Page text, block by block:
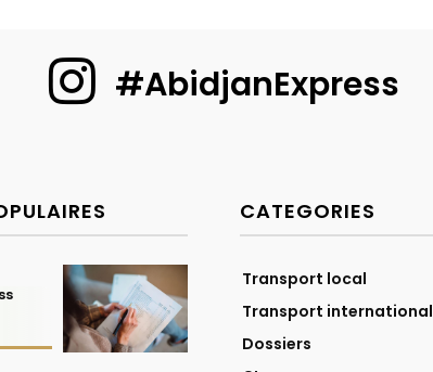
#AbidjanExpress
CATEGORIES
Transport local
Transport international
Dossiers